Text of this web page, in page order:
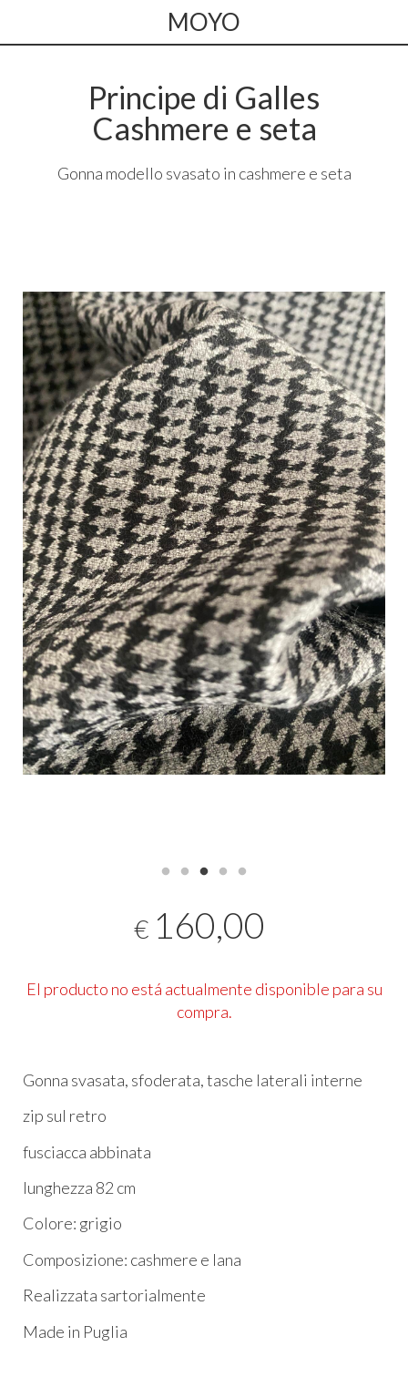
MOYO
Principe di Galles
Cashmere e seta
Gonna modello svasato in cashmere e seta
€ 160,00
El producto no está actualmente disponible para su
compra.
Gonna svasata, sfoderata, tasche laterali interne
zip sul retro
fusciacca abbinata
lunghezza 82 cm
Colore: grigio
Composizione: cashmere e lana
Realizzata sartorialmente
Made in Puglia